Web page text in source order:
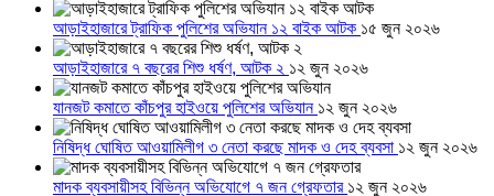
আড়াইহাজারে ট্রাফিক পুলিশের অভিযান ১২ বাইক আটক ১৫ জুন ২০২৬
আড়াইহাজারে ৭ বছরের শিশু ধর্ষণ, আটক ২ ১২ জুন ২০২৬
যানজট কমাতে কাঁচপুর হাইওয়ে পুলিশের অভিযান ১২ জুন ২০২৬
নিষিদ্ধ ঘোষিত আওয়ামিলীগ ৩ নেতা করছে মাদক ও দেহ ব্যবসা ১২ জুন ২০২৬
মাদক ব্যবসায়ীসহ বিভিন্ন অভিযোগে ৭ জন গ্রেফতার ১২ জুন ২০২৬